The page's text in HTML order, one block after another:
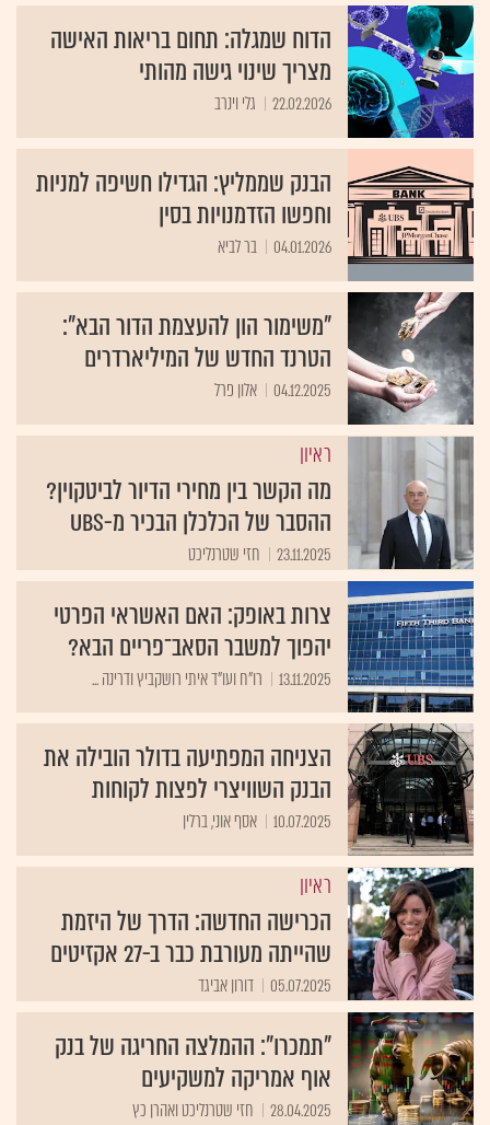
הדוח שמגלה: תחום בריאות האישה
מצריך שינוי גישה מהותי
22.02.2026 גלי וינרב
הבנק שממליץ: הגדילו חשיפה למניות
וחפשו הזדמנויות בסין
04.01.2026 בר לביא
"משימור הון להעצמת הדור הבא":
הטרנד החדש של המיליארדרים
04.12.2025 אלון פרל
ראיון
מה הקשר בין מחירי הדיור לביטקוין?
ההסבר של הכלכלן הבכיר מ-UBS
23.11.2025 חזי שטרנליכט
צרות באופק: האם האשראי הפרטי
יהפוך למשבר הסאב־פריים הבא?
13.11.2025 רו"ח ועו"ד איתי רושקביץ ודרינה ...
הצניחה המפתיעה בדולר הובילה את
הבנק השוויצרי לפצות לקוחות
10.07.2025 אסף אוני, ברלין
ראיון
הכרישה החדשה: הדרך של היזמת
שהייתה מעורבת כבר ב-27 אקזיטים
05.07.2025 דורון אביגד
"תמכרו": ההמלצה החריגה של בנק
אוף אמריקה למשקיעים
28.04.2025 חזי שטרנליכט ואהרן כץ